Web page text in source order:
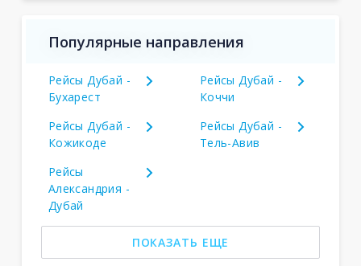
Популярные направления
Рейсы Дубай -
Бухарест
Рейсы Дубай -
Коччи
Рейсы Дубай -
Кожикоде
Рейсы Дубай -
Тель-Авив
Рейсы
Александрия -
Дубай
ПОКАЗАТЬ ЕЩЕ